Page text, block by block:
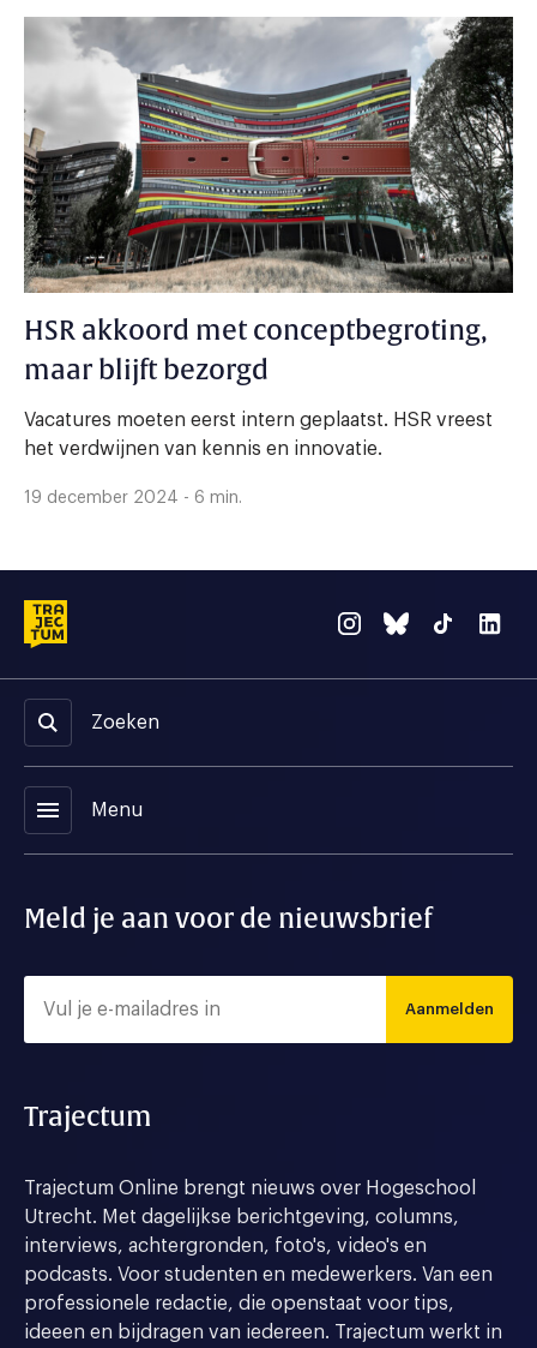
HSR akkoord met conceptbegroting,
maar blijft bezorgd
Vacatures moeten eerst intern geplaatst. HSR vreest
het verdwijnen van kennis en innovatie.
19 december 2024 - 6 min.
Zoeken
menu Menu
Meld je aan voor de nieuwsbrief
Aanmelden
Trajectum
Trajectum Online brengt nieuws over Hogeschool
Utrecht. Met dagelijkse berichtgeving, columns,
interviews, achtergronden, foto's, video's en
podcasts. Voor studenten en medewerkers. Van een
professionele redactie, die openstaat voor tips,
ideeen en bijdragen van iedereen. Trajectum werkt in